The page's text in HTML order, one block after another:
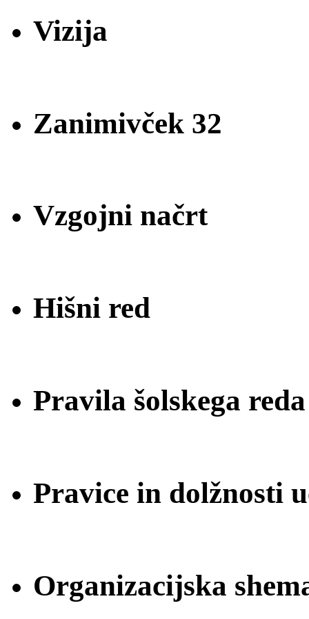
Vizija
Zanimivček 32
Vzgojni načrt
Hišni red
Pravila šolskega reda
Pravice in dolžnosti
Organizacijska